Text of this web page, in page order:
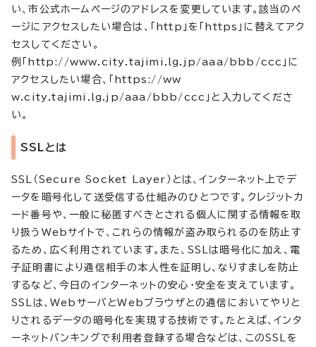
い、市公式ホームページのアドレスを変更しています。該当のペ
ージにアクセスしたい場合は、「http」を「https」に替えてアク
セスしてください。
例「http://www.city.tajimi.lg.jp/aaa/bbb/ccc」に
アクセスしたい場合、「https://ww
w.city.tajimi.lg.jp/aaa/bbb/ccc」と入力してくださ
い。
SSLとは
SSL（Secure Socket Layer）とは、インターネット上でデ
ータを暗号化して送受信する仕組みのひとつです。クレジットカ
ード番号や、一般に秘匿すべきとされる個人に関する情報を取
り扱うWebサイトで、これらの情報が盗み取られるのを防止す
るため、広く利用されています。また、SSLは暗号化に加え、電
子証明書により通信相手の本人性を証明し、なりすましを防止
するなど、今日のインターネットの安心・安全を支えています。
SSLは、WebサーバとWebブラウザとの通信においてやりと
りされるデータの暗号化を実現する技術です。たとえば、インタ
ーネットバンキングで利用者登録する場合などは、このSSLを